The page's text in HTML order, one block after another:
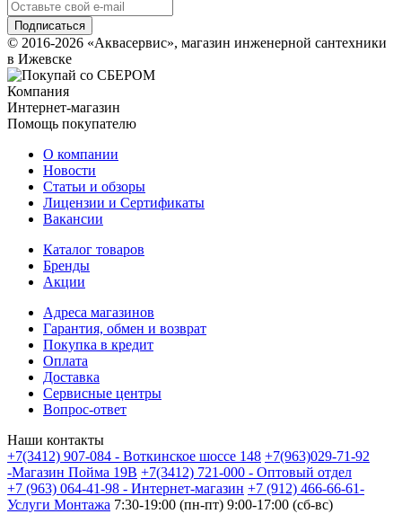
© 2016-2026 «Аквасервис», магазин инженерной сантехники
в Ижевске
Компания
Интернет-магазин
Помощь покупателю
О компании
Новости
Статьи и обзоры
Лицензии и Сертификаты
Вакансии
Каталог товаров
Бренды
Акции
Адреса магазинов
Гарантия, обмен и возврат
Покупка в кредит
Оплата
Доставка
Сервисные центры
Вопрос-ответ
Наши контакты
+7(3412) 907-084 - Воткинское шоссе 148 +7(963)029-71-92
-Магазин Пойма 19В +7(3412) 721-000 - Оптовый отдел
+7 (963) 064-41-98 - Интернет-магазин +7 (912) 466-66-61-
Услуги Монтажа 7:30-19:00 (пн-пт) 9:00-17:00 (сб-вс)